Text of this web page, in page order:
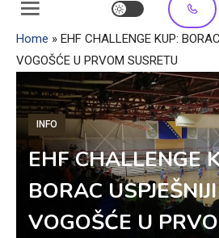
Home » EHF CHALLENGE KUP:
VOGOŠĆE U PRVOM SUSRETU
INFO
EHF CHALLENGE
BORAC
VOGOŠĆE U